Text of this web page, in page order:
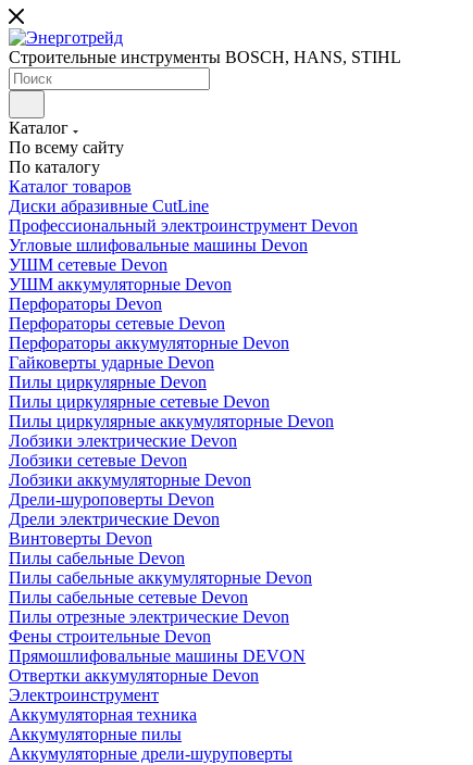
Строительные инструменты BOSCH, HANS, STIHL
Каталог
По всему сайту
По каталогу
Каталог товаров
Диски абразивные CutLine
Профессиональный электроинструмент Devon
Угловые шлифовальные машины Devon
УШМ сетевые Devon
УШМ аккумуляторные Devon
Перфораторы Devon
Перфораторы сетевые Devon
Перфораторы аккумуляторные Devon
Гайковерты ударные Devon
Пилы циркулярные Devon
Пилы циркулярные сетевые Devon
Пилы циркулярные аккумуляторные Devon
Лобзики электрические Devon
Лобзики сетевые Devon
Лобзики аккумуляторные Devon
Дрели-шуроповерты Devon
Дрели электрические Devon
Винтоверты Devon
Пилы сабельные Devon
Пилы сабельные аккумуляторные Devon
Пилы сабельные сетевые Devon
Пилы отрезные электрические Devon
Фены строительные Devon
Прямошлифовальные машины DEVON
Отвертки аккумуляторные Devon
Электроинструмент
Аккумуляторная техника
Аккумуляторные пилы
Аккумуляторные дрели-шуруповерты